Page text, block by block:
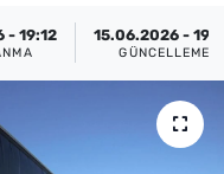
- 19:12 15.06.2026 -
GÜNCELLEME